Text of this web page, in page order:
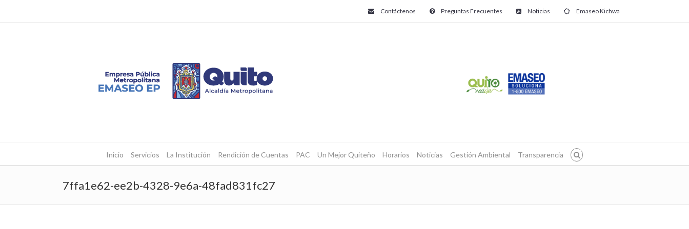
Contáctenos Preguntas Frecuentes Noticias Emaseo Kichwa
Inicio Servicios La Institución Rendición de Cuentas PAC Un Mejor Quiteño Horarios Noticias Gestión Ambiental Transparencia
7ffa1e62-ee2b-4328-9e6a-48fad831fc27